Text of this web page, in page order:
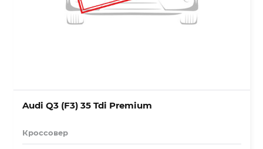
Audi Q3 (F3) 35 Tdi Premium
Кроссовер